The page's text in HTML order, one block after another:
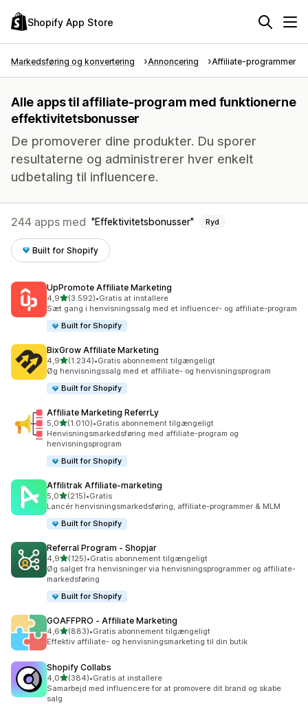
Shopify App Store
Markedsføring og konvertering Annoncering Affiliate-programmer
Alle apps til affiliate-program med funktionerne
effektivitetsbonusser
De promoverer dine produkter. Du sporer
resultaterne og administrerer hver enkelt
udbetaling til influencere.
244 apps med Effektivitetsbonusser Ryd
Built for Shopify
UpPromote Affiliate Marketing
4,9ud af 5 stjerner
(3.592)
3592 anmeldelser i alt
•Gratis at installere
Sæt gang i henvisningssalg med et influencer- og affiliate-program
Built for Shopify
BixGrow Affiliate Marketing
4,9ud af 5 stjerner
(1.234)
1234 anmeldelser i alt
•Gratis abonnement tilgængeligt
Øg henvisningssalg med et affiliate- og henvisningsprogram
Built for Shopify
Affiliate Marketing ReferrLy
5,0ud af 5 stjerner
(1.010)
1010 anmeldelser i alt
•Gratis abonnement tilgængeligt
Henvisningsmarkedsføring med affiliate-program og
henvisningsprogram
Built for Shopify
Affilitrak Affiliate‑marketing
5,0ud af 5 stjerner
(215)
215 anmeldelser i alt
•Gratis
Lancér henvisningsmarkedsføring, affiliate-programmer & MLM
Built for Shopify
Referral Program ‑ Shopjar
4,9ud af 5 stjerner
(125)
125 anmeldelser i alt
•Gratis abonnement tilgængeligt
Øg salget fra henvisninger via henvisningsprogrammer og affiliate-
markedsføring
Built for Shopify
GOAFFPRO ‑ Affiliate Marketing
4,6ud af 5 stjerner
(883)
883 anmeldelser i alt
•Gratis abonnement tilgængeligt
Effektiv affiliate- og henvisningsmarketing til din butik
Shopify Collabs
4,0ud af 5 stjerner
(384)
384 anmeldelser i alt
•Gratis at installere
Samarbejd med influencere for at promovere dit brand og skabe
salg